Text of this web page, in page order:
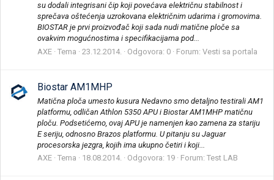
su dodali integrisani čip koji povećava električnu stabilnost i
sprečava oštećenja uzrokovana električnim udarima i gromovima.
BIOSTAR je prvi proizvođač koji sada nudi matične ploče sa
ovakvim mogućnostima i specifikacijama pod...
AXE Tema 23.12.2014. Odgovora: 0 Forum: Vesti sa portala
Biostar AM1MHP
Matična ploča umesto kusura Nedavno smo detaljno testirali AM1
platformu, odličan Athlon 5350 APU i Biostar AM1MHP matičnu
ploču. Podsetićemo, ovaj APU je namenjen kao zamena za stariju
E seriju, odnosno Brazos platformu. U pitanju su Jaguar
procesorska jezgra, kojih ima ukupno četiri i koji...
AXE Tema 18.08.2014. Odgovora: 19 Forum: Test LAB